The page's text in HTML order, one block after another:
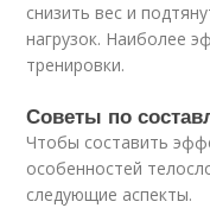
снизить вес и
нагрузок. Наиболее
тренировки.
Советы по
Чтобы составить
особенностей
следующие аспекты.